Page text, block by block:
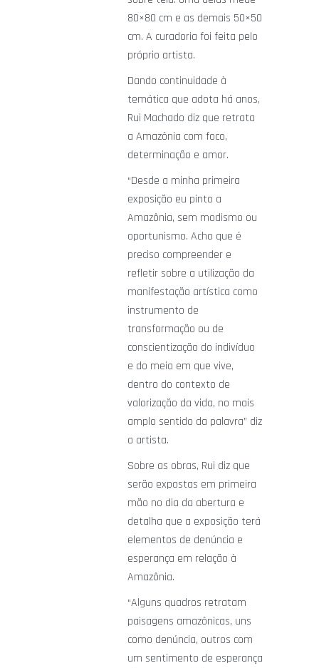
80×80 cm e as demais 50×50
cm. A curadoria foi feita pelo
próprio artista.
Dando continuidade à
temática que adota há anos,
Rui Machado diz que retrata
a Amazônia com foco,
determinação e amor.
“Desde a minha primeira
exposição eu pinto a
Amazônia, sem modismo ou
oportunismo. Acho que é
preciso compreender e
refletir sobre a utilização da
manifestação artística como
instrumento de
transformação ou de
conscientização do indivíduo
e do meio em que vive,
dentro do contexto de
valorização da vida, no mais
amplo sentido da palavra” diz
o artista.
Sobre as obras, Rui diz que
serão expostas em primeira
mão no dia da abertura e
detalha que a exposição terá
elementos de denúncia e
esperança em relação à
Amazônia.
“Alguns quadros retratam
paisagens amazônicas, uns
como denúncia, outros com
um sentimento de esperança